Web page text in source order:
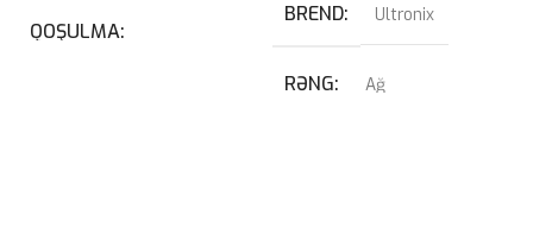
QOŞULMA
BREND Ultronix
RƏNG Ağ